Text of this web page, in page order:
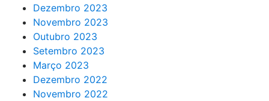
Dezembro 2023
Novembro 2023
Outubro 2023
Setembro 2023
Março 2023
Dezembro 2022
Novembro 2022